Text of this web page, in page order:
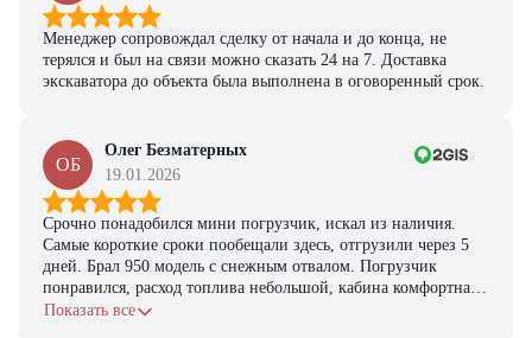
Менеджер сопровождал сделку от начала и до конца, не
терялся и был на связи можно сказать 24 на 7. Доставка
экскаватора до объекта была выполнена в оговоренный срок.
ОБ
Олег Безматерных
19.01.2026
Срочно понадобился мини погрузчик, искал из наличия.
Самые короткие сроки пообещали здесь, отгрузили через 5
дней. Брал 950 модель с снежным отвалом. Погрузчик
понравился, расход топлива небольшой, кабина комфортная,
с задачами справляется.
Показать все
Получить предложение